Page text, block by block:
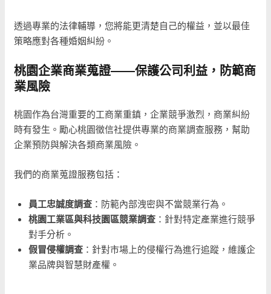
透過專業的法律輔導，您將能更清楚自己的權益，並以最佳
策略應對各種婚姻糾紛。
桃園企業商業蒐證——保護公司利益，防範商
業風險
桃園作為台灣重要的工商業重鎮，企業競爭激烈，商業糾紛
時有發生。勵心桃園徵信社提供專業的商業調查服務，幫助
企業預防與解決各類商業風險。
我們的商業蒐證服務包括：
員工忠誠度調查 ：防範內部洩密與不當競業行為。
桃園工業區與科技園區競業調查 ：針對特定產業進行競爭
對手分析。
假冒侵權調查 ：針對市場上的侵權行為進行追蹤，維護企
業品牌與智慧財產權。